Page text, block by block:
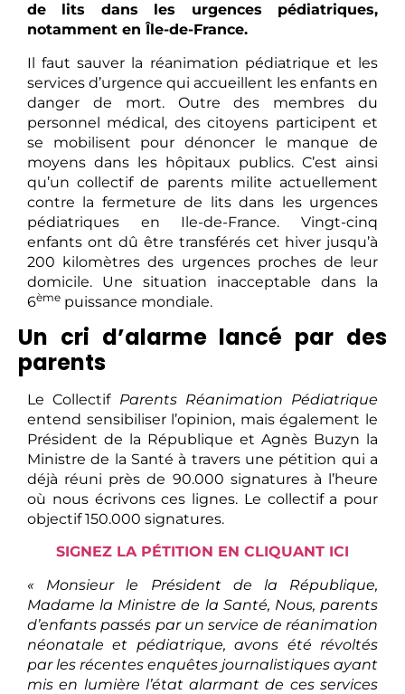
de lits dans les urgences pédiatriques,
notamment en Île-de-France.
Il faut sauver la réanimation pédiatrique et les
services d’urgence qui accueillent les enfants en
danger de mort. Outre des membres du
personnel médical, des citoyens participent et
se mobilisent pour dénoncer le manque de
moyens dans les hôpitaux publics. C’est ainsi
qu’un collectif de parents milite actuellement
contre la fermeture de lits dans les urgences
pédiatriques en Ile-de-France. Vingt-cinq
enfants ont dû être transférés cet hiver jusqu’à
200 kilomètres des urgences proches de leur
domicile. Une situation inacceptable dans la
6ème puissance mondiale.
Un cri d’alarme lancé par des
parents
Le Collectif Parents Réanimation Pédiatrique
entend sensibiliser l’opinion, mais également le
Président de la République et Agnès Buzyn la
Ministre de la Santé à travers une pétition qui a
déjà réuni près de 90.000 signatures à l’heure
où nous écrivons ces lignes. Le collectif a pour
objectif 150.000 signatures.
SIGNEZ LA PÉTITION EN CLIQUANT ICI
« Monsieur le Président de la République,
Madame la Ministre de la Santé, Nous, parents
d’enfants passés par un service de réanimation
néonatale et pédiatrique, avons été révoltés
par les récentes enquêtes journalistiques ayant
mis en lumière l’état alarmant de ces services